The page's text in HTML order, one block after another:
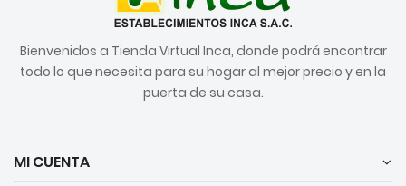
Bienvenidos a Tienda Virtual Inca, donde podrá encontrar
todo lo que necesita para su hogar al mejor precio y en la
puerta de su casa.
MI CUENTA